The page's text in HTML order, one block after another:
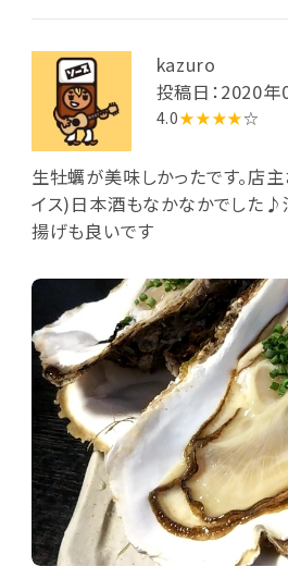
kazuro
投稿日：2020
4.0★★★★☆
生牡蠣が美味しかったです。店
イス)日本酒もなかなかでした
揚げも良いです